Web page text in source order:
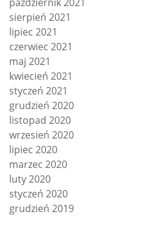
sierpień 2021
lipiec 2021
czerwiec 2021
maj 2021
kwiecień 2021
styczeń 2021
grudzień 2020
listopad 2020
wrzesień 2020
lipiec 2020
marzec 2020
luty 2020
styczeń 2020
grudzień 2019